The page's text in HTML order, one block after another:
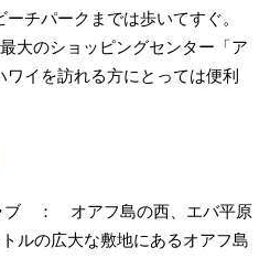
チパークまでは歩いてすぐ。
大のショッピングセンター「ア
イを訪れる方にとっては便利
ブ ： オアフ島の西、エバ平原
ルの広大な敷地にあるオアフ島